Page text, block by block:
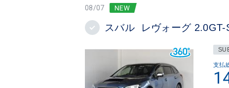
08/07
スバル レヴォーグ 2.0GT-
支払